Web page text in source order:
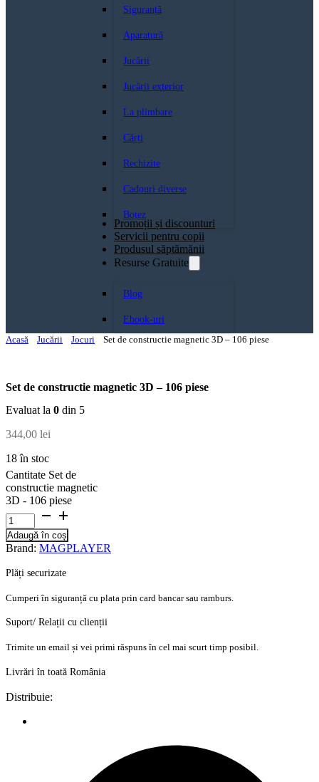
Siguranță
Aparatură
Jucării
Jucării exterior
La plimbare
Cărți
Rechizite
Cadouri diverse
Botez
Promoții și discounturi
Servicii pentru copii
Produsul săptămănii
Resurse Gratuite
Blog
Ebook-uri
Acasă
Jucării Jocuri Set de constructie magnetic 3D – 106 piese
Set de constructie magnetic 3D – 106 piese
Evaluat la 0 din 5
344,00 lei
18 în stoc
Cantitate Set de
constructie magnetic
3D - 106 piese
Adaugă în coș
Brand: MAGPLAYER
Plăți securizate
Cumperi în siguranță cu plata prin card bancar sau ramburs.
Suport/ Relații cu clienții
Trimite un email și vei primi răspuns în cel mai scurt timp posibil.
Livrări în toată România
Distribuie: